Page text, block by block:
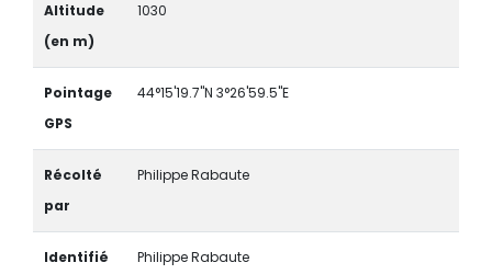
Altitude
(en m)
1030
Pointage
GPS
44°15'19.7"N 3°26'59.5"E
Récolté
par
Philippe Rabaute
Identifié
Philippe Rabaute